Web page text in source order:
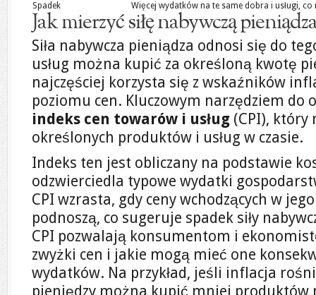
Spadek
Więcej wydatków na te same dobra i usługi,
Jak mierzyć siłę nabywczą
Siła nabywcza pieniądza odnosi się do
usług można kupić za określoną kwotę
najczęściej korzysta się z wskaźników
poziomu cen. Kluczowym narzędziem do
indeks cen towarów i usług (CPI),
określonych produktów i usług w czasie.
Indeks ten jest obliczany na podstawie
odzwierciedla typowe wydatki
CPI wzrasta, gdy ceny wchodzących w
podnoszą, co sugeruje spadek siły
CPI pozwalają konsumentom i
zwyżki cen i jakie mogą mieć one
wydatków. Na przykład, jeśli inflacja
pieniędzy można kupić mniej produktów